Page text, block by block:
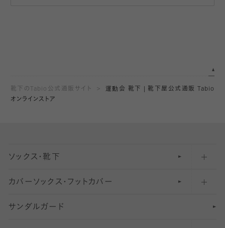
靴下のTabio公式通販サイト
運動会 靴下 | 靴下屋公式通販 Tabio
オンラインストア
ソックス・靴下
五本指ソックス・靴下
足袋ソックス・靴下
カバーソックス・フットカバー
フットカバー・カバーソックス（深め）
サンダルガード